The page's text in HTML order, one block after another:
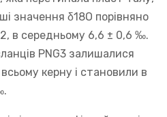
значення δ18O порівняно
в середньому 6,6 ± 0,6 ‰.
PNG3 залишалися
керну і становили в